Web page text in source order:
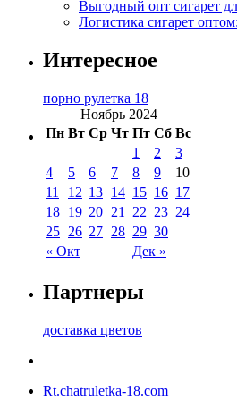
Выгодный опт сигарет
Логистика сигарет
Интересное
порно рулетка 18
Ноябрь 2024
Пн Вт Ср Чт Пт Сб Вс
« Окт Дек »
1 2
3
4
5 6 7 8 9
10
11
12 13 14 15 16 17
18 19 20 21 22 23 24
25 26 27 28 29 30
Партнеры
доставка цветов
Rt.chatruletka-18.com